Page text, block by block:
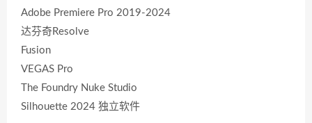
Adobe Premiere Pro 2019-2024
达芬奇Resolve
Fusion
VEGAS Pro
The Foundry Nuke Studio
Silhouette 2024 独立软件